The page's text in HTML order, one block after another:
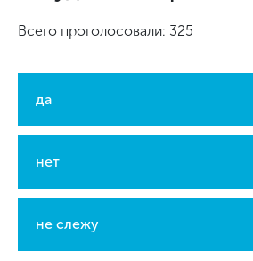
Всего проголосовали: 325
да
нет
не слежу